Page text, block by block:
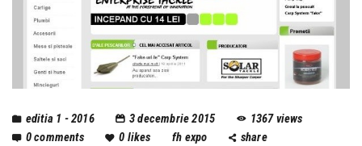
editia 1 - 2016 3 decembrie 2015 1367views
0comments 0 likes fh expo share